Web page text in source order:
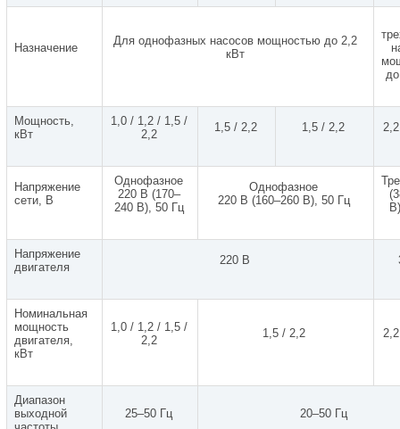
Назначение
Для однофазных насосов мощностью до 2,2
кВт
Мощность,
кВт
1,0 / 1,2 / 1,5 /
2,2
1,5 / 2,2 1,5 / 2,2
Напряжение
сети, В
Однофазное
220 В (170–
240 В), 50 Гц
Однофазное
220 В (160–260 В), 50 Гц
Напряжение
двигателя
220 В
Номинальная
мощность
двигателя,
кВт
1,0 / 1,2 / 1,5 /
2,2
1,5 / 2,2
Диапазон
выходной
частоты
25–50 Гц 20–50 Гц